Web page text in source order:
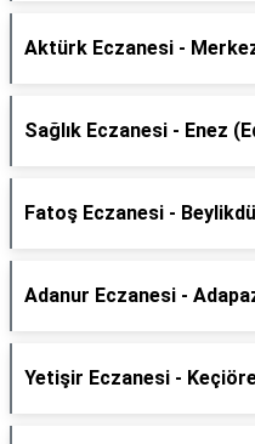
Aktürk Eczanesi -
Sağlık Eczanesi - Enez
Fatoş Eczanesi -
Adanur Eczanesi -
Yetişir Eczanesi -